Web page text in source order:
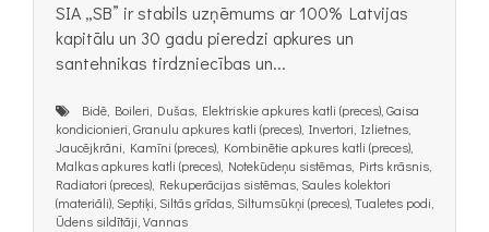
SIA „SB” ir stabils uzņēmums ar 100% Latvijas
kapitālu un 30 gadu pieredzi apkures un
santehnikas tirdzniecības un...
Bidē, Boileri, Dušas, Elektriskie apkures katli (preces), Gaisa
kondicionieri, Granulu apkures katli (preces), Invertori, Izlietnes,
Jaucējkrāni, Kamīni (preces), Kombinētie apkures katli (preces),
Malkas apkures katli (preces), Notekūdeņu sistēmas, Pirts krāsnis,
Radiatori (preces), Rekuperācijas sistēmas, Saules kolektori
(materiāli), Septiķi, Siltās grīdas, Siltumsūkņi (preces), Tualetes podi,
Ūdens sildītāji, Vannas